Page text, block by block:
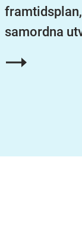
samordna